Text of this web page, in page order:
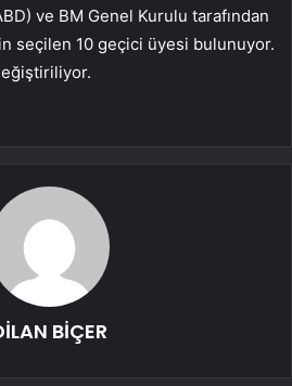
ve BM Genel Kurulu tarafından
seçilen 10 geçici üyesi bulunuyor.
BİÇER